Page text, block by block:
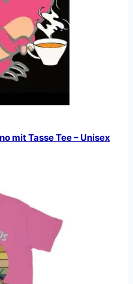
mit Tasse Tee – Unisex